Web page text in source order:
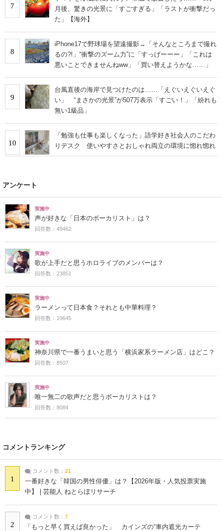
7
月後、驚きの光景に「すごすぎる」「ラストが衝撃だっ
た」【海外】
8
iPhone17で野球場を望遠撮影→「そんなところまで撮れ
るの?!」“衝撃のズーム力”に「すっげーーー」「これは
悪いことできませんねww」「買い替えようかな……」
9
台風直後の海岸で見つけたのは……「えぐいえぐいえぐ
い」 “まさかの光景”が507万表示「すごい！」「紛れも
無い1級品」
10
「勉強も仕事も楽しくなった」語学好き社会人のこだわ
りデスク 使いやすさとおしゃれ両立の環境に惚れ惚れ
アンケート
実施中
声が好きな「日本のボーカリスト」は？
回答数：49462
実施中
歌が上手だと思うホロライブのメンバーは？
回答数：23851
実施中
ラーメンって日本食？それとも中華料理？
回答数：19645
実施中
神奈川県で一番うまいと思う「横浜家系ラーメン店」はどこ？
回答数：8507
実施中
唯一無二の歌声だと思うボーカリストは？
回答数：8084
コメントランキング
1
コメント数： 21
一番好きな「韓国の男性俳優」は？【2026年版・人気投票実施
中】 | 芸能人 ねとらぼリサーチ
2
コメント数： 7
「もっと早く買えば良かった」 カインズの“車内遮光カーテ